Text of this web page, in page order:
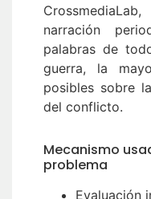
narración
palabras de
guerra, la
posibles sobre
del conflicto.
Mecanismo
problema
Evaluación